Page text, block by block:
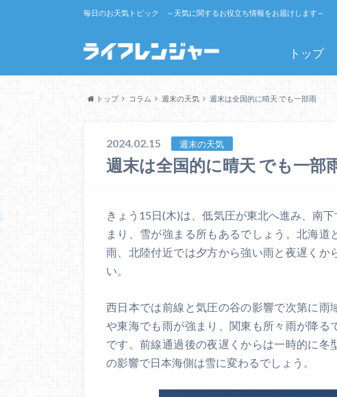
毎日のお天気トピック ～天気に関するお役立ち情報をお届けします～
トップ
トップ コラム 週末の天気 週末は全国的に晴天 でも一部雨
2024.02.15 週末の天気
週末は全国的に晴天 でも一部
きょう15日(木)は、低気圧が東北へ進み、南
まり、雪が強まる所もあるでしょう。北海
雨、北陸付近では夕方から強い雨と夜遅くか
い。
西日本では前線と気圧の谷の影響で次第に
や東海でも雨が強まり、関東も所々雨が降
です。前線通過後の夜遅くからは一時的に
の影響で日本海側は雪に変わるでしょう。